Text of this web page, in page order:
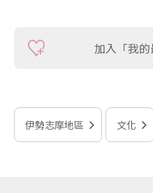
加入「我
伊勢志摩地區 文化